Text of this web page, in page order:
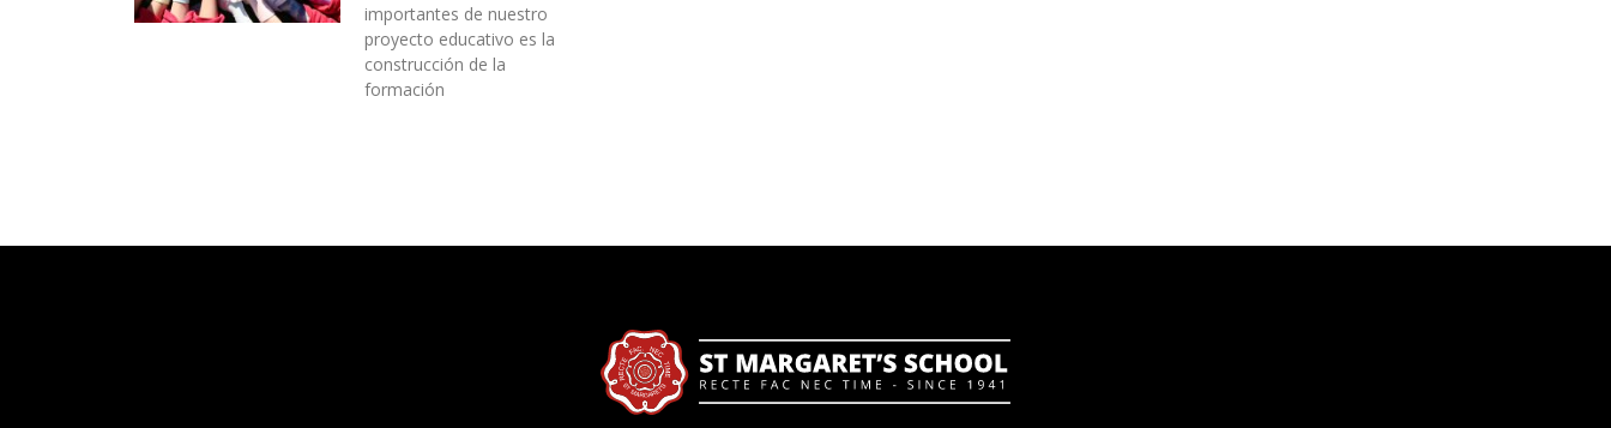
importantes de nuestro
proyecto educativo es la
construcción de la
formación